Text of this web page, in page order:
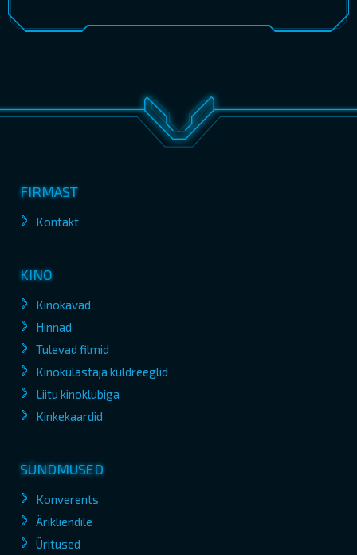
FIRMAST
Kontakt
KINO
Kinokavad
Hinnad
Tulevad filmid
Kinokülastaja kuldreeglid
Liitu kinoklubiga
Kinkekaardid
SÜNDMUSED
Konverents
Ärikliendile
Üritused